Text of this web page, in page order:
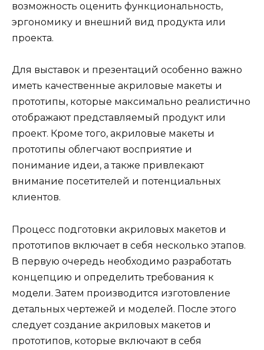
возможность оценить функциональность,
эргономику и внешний вид продукта или
проекта.
Для выставок и презентаций особенно важно
иметь качественные акриловые макеты и
прототипы, которые максимально реалистично
отображают представляемый продукт или
проект. Кроме того, акриловые макеты и
прототипы облегчают восприятие и
понимание идеи, а также привлекают
внимание посетителей и потенциальных
клиентов.
Процесс подготовки акриловых макетов и
прототипов включает в себя несколько этапов.
В первую очередь необходимо разработать
концепцию и определить требования к
модели. Затем производится изготовление
детальных чертежей и моделей. После этого
следует создание акриловых макетов и
прототипов, которые включают в себя